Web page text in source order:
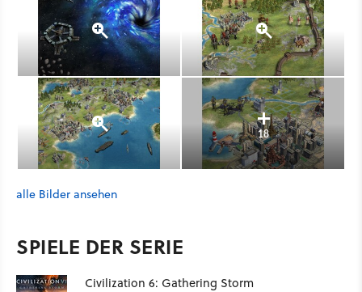
18
alle Bilder ansehen
SPIELE DER SERIE
Civilization 6: Gathering Storm